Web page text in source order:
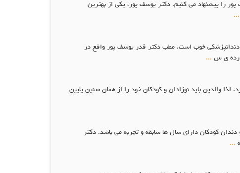
را پیشنهاد می کنیم. دکتر یوسف پور، یکی از بهترین
...
خوب است. مطب دکتر فدر یوسف پور واقع در
رده ی س ...
والدین باید نوزادان و کودکان خود را از همان سنین پایین
کودکان دارای سال ها سابقه و تجربه می باشد. دکتر
...